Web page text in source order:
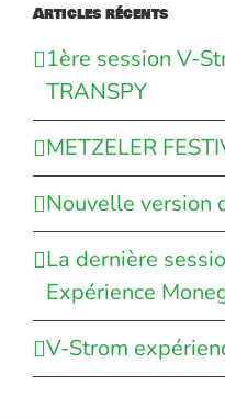
Articles récents
1ère session V-
TRANSPY
METZELER
Nouvelle version
La dernière
Expérience
V-Strom